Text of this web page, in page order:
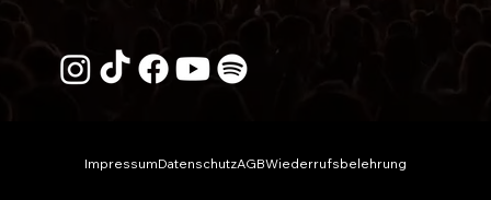
ImpressumDatenschutzAGBWiederrufsbelehrung